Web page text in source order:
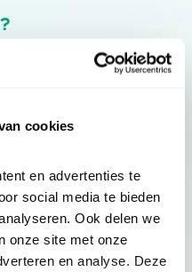
cookies
en advertenties te
social media te bieden
Ook delen we
onze site met onze
en analyse. Deze
inspiratie, acties en tips